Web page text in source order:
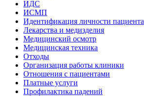
ИДС
ИСМП
Идентификация личности пациента
Лекарства и медизделия
Медицинский осмотр
Медицинская техника
Отходы
Организация работы клиники
Отношения с пациентами
Платные услуги
Профилактика падений